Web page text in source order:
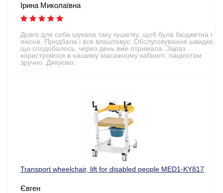
Ірина Миколаївна
Довго для себе шукала таку кушетку, щоб була бюджетна і
якісна. Придбала і все влаштовує. Обслуговування швидке,
що сподобалось, через день вже отримала. Зараз
користуємося в нашиму масажному кабінеті, пацієнтам
зручно. Дякуємо.
Transport wheelchair, lift for disabled people MED1-KY817
Євген